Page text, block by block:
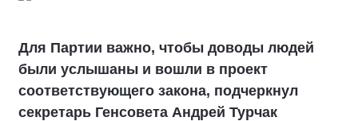
Для Партии важно, чтобы доводы людей
были услышаны и вошли в проект
соответствующего закона, подчеркнул
секретарь Генсовета Андрей Турчак